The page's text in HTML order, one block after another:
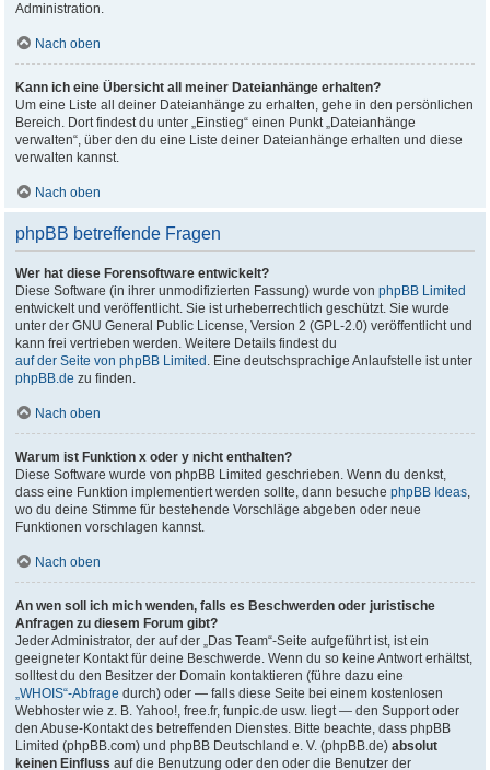
Administration.
Nach oben
Kann ich eine Übersicht all meiner Dateianhänge erhalten?
Um eine Liste all deiner Dateianhänge zu erhalten, gehe in den persönlichen
Bereich. Dort findest du unter „Einstieg“ einen Punkt „Dateianhänge
verwalten“, über den du eine Liste deiner Dateianhänge erhalten und diese
verwalten kannst.
Nach oben
phpBB betreffende Fragen
Wer hat diese Forensoftware entwickelt?
Diese Software (in ihrer unmodifizierten Fassung) wurde vonphpBB Limited
entwickelt und veröffentlicht. Sie ist urheberrechtlich geschützt. Sie wurde
unter der GNU General Public License, Version 2 (GPL-2.0) veröffentlicht und
kann frei vertrieben werden. Weitere Details findest du
auf der Seite von phpBB Limited . Eine deutschsprachige Anlaufstelle ist unter
phpBB.de zu finden.
Nach oben
Warum ist Funktion x oder y nicht enthalten?
Diese Software wurde von phpBB Limited geschrieben. Wenn du denkst,
dass eine Funktion implementiert werden sollte, dann besuchephpBB Ideas,
wo du deine Stimme für bestehende Vorschläge abgeben oder neue
Funktionen vorschlagen kannst.
Nach oben
An wen soll ich mich wenden, falls es Beschwerden oder juristische
Anfragen zu diesem Forum gibt?
Jeder Administrator, der auf der „Das Team“-Seite aufgeführt ist, ist ein
geeigneter Kontakt für deine Beschwerde. Wenn du so keine Antwort erhältst,
solltest du den Besitzer der Domain kontaktieren (führe dazu eine
„WHOIS“-Abfrage durch) oder — falls diese Seite bei einem kostenlosen
Webhoster wie z. B. Yahoo!, free.fr, funpic.de usw. liegt — den Support oder
den Abuse-Kontakt des betreffenden Dienstes. Bitte beachte, dass phpBB
Limited (phpBB.com) und phpBB Deutschland e. V. (phpBB.de)absolut
keinen Einfluss auf die Benutzung oder den oder die Benutzer der